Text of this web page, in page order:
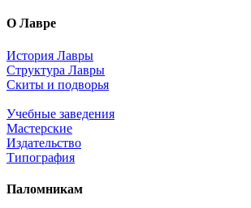
О Лавре
История Лавры
Структура Лавры
Скиты и подворья
Учебные заведения
Мастерские
Издательство
Типография
Паломникам